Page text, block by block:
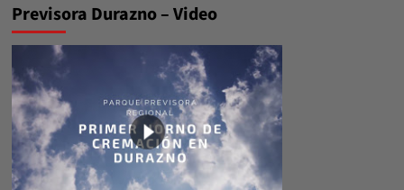
Previsora Durazno – Video